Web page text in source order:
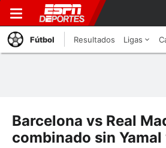
Fútbol Resultados Ligas
Barcelona vs Real
combinado sin